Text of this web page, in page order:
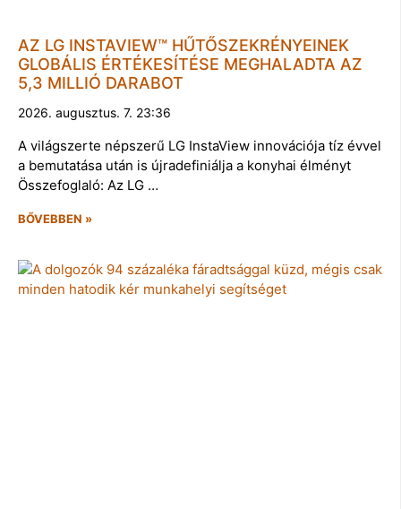
AZ LG INSTAVIEW™ HŰTŐSZEKRÉNYEINEK
GLOBÁLIS ÉRTÉKESÍTÉSE MEGHALADTA AZ
5,3 MILLIÓ DARABOT
2026. augusztus. 7. 23:36
A világszerte népszerű LG InstaView innovációja tíz évvel
a bemutatása után is újradefiniálja a konyhai élményt
Összefoglaló: Az LG …
BŐVEBBEN »